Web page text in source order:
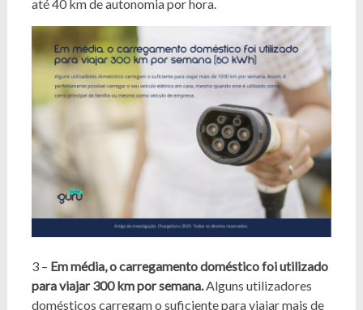
até 40 km de autonomia por hora.
3 – Em média, o carregamento doméstico foi utilizado
para viajar 300 km por semana. Alguns utilizadores
domésticos carregam o suficiente para viajar mais de